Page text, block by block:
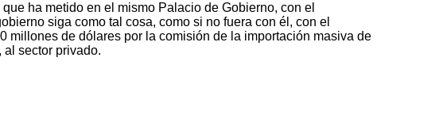
ha metido en el mismo Palacio de Gobierno, con el
siga como tal cosa, como si no fuera con él, con el
de dólares por la comisión de la importación masiva de
al sector privado.